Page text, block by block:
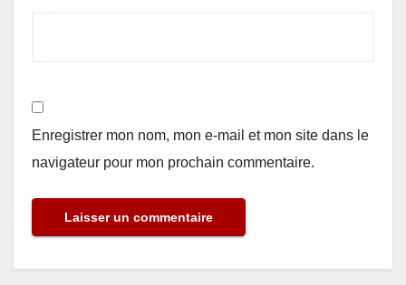
Enregistrer mon nom, mon e-mail et mon site dans le
navigateur pour mon prochain commentaire.